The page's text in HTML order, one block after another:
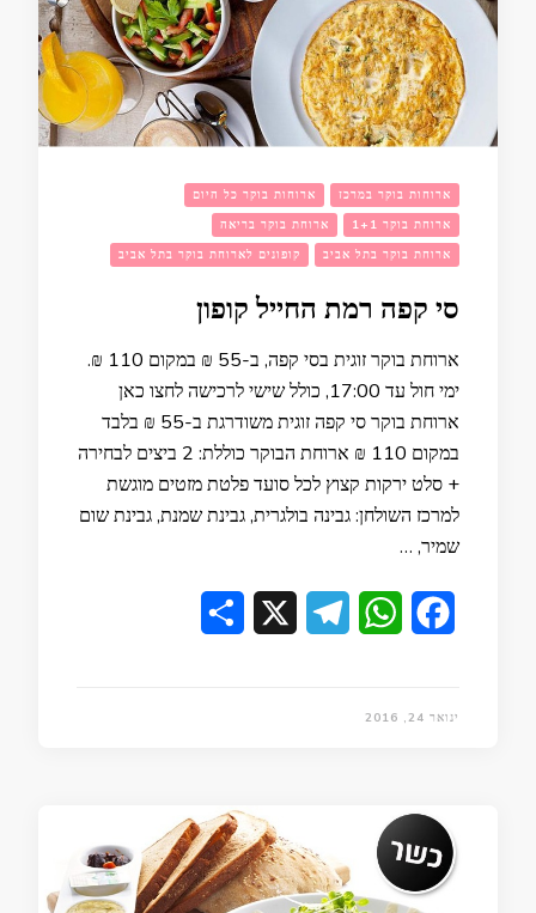
ארוחות בוקר במרכז
ארוחות בוקר כל היום
ארוחת בוקר 1+1
ארוחת בוקר בריאה
ארוחת בוקר בתל אביב
קופונים לארוחת בוקר בתל אביב
סי קפה רמת החייל קופון
ארוחת בוקר זוגית בסי קפה, ב-55 ₪ במקום 110 ₪.
ימי חול עד 17:00, כולל שישי לרכישה לחצו כאן
ארוחת בוקר סי קפה זוגית משודרגת ב-55 ₪ בלבד
במקום 110 ₪ ארוחת הבוקר כוללת: 2 ביצים לבחירה
+ סלט ירקות קצוץ לכל סועד פלטת מזטים מוגשת
למרכז השולחן: גבינה בולגרית, גבינת שמנת, גבינת שום
שמיר, …
Facebook
WhatsApp
Telegram
ינואר 24, 2016